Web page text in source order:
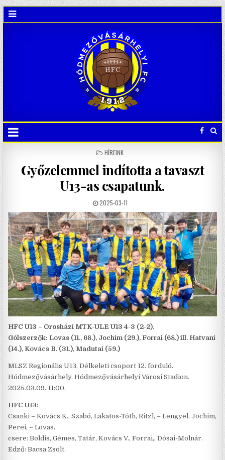
POSTED
HÍREINK
Győzelemmel indította a tavaszt
U13-as csapatunk.
2025-03-11
HFC U13 – Orosházi MTK-ULE U13 4-3 (2-2).
Gólszerzők: Lovas (11., 68.), Jochim (29.), Forrai (68.) ill. Hatvani
(14.), Kovács B. (31.), Madutai (59.)
MLSZ Regionális U13, Délkeleti csoport 12. forduló.
Hódmezővásárhely, Hódmezővásárhelyi Városi Stadion.
2025.03.09. 11:00.
HFC U13:
Csanki – Kovács K., Szabó, Lakatos-Tóth, Ritzl, – Lengyel, Jochim,
Perei, – Lovas.
csere: Boldis, Gémes, Tatár, Kovács V., Forrai,, Dósai-Molnár.
Edző: Bacsa Zsolt.